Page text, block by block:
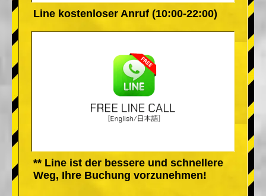
Line kostenloser Anruf (10:00-22:00)
** Line ist der bessere und schnellere
Weg, Ihre Buchung vorzunehmen!